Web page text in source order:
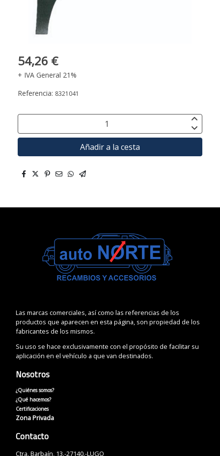
54,26 €
+ IVA General 21%
Referencia: 8321041
Añadir a la cesta
Las marcas comerciales, así como las referencias de los
productos que aparecen en esta página, son propiedad de los
fabricantes de los mismos.
Su uso se hace exclusivamente con el propósito de facilitar su
aplicación en el vehículo a que van destinados.
Nosotros
¿Quiénes somos?
¿Qué hacemos?
Certificaciones
Zona Privada
Contacto
Ctra. Barbaín, 13.-27140.-LUGO